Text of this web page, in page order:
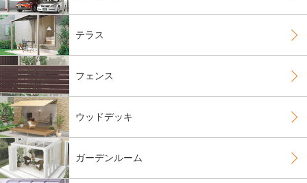
テラス
フェンス
ウッドデッキ
ガーデンルーム